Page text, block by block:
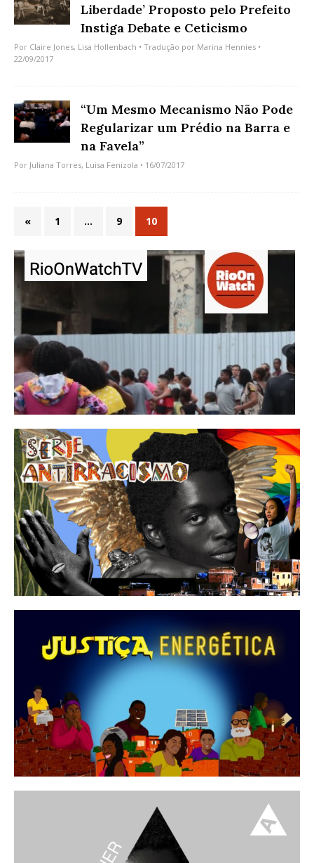
Liberdade’ Proposto pelo Prefeito
Instiga Debate e Ceticismo
Por Claire Jones, Lisa Hollenbach • Tradução por Marina Hennies •
22/09/2017
“Um Mesmo Mecanismo Não Pode
Regularizar um Prédio na Barra e
na Favela”
Por Juliana Torres, Luisa Fenizola • 16/07/2017
« 1 … 9 10